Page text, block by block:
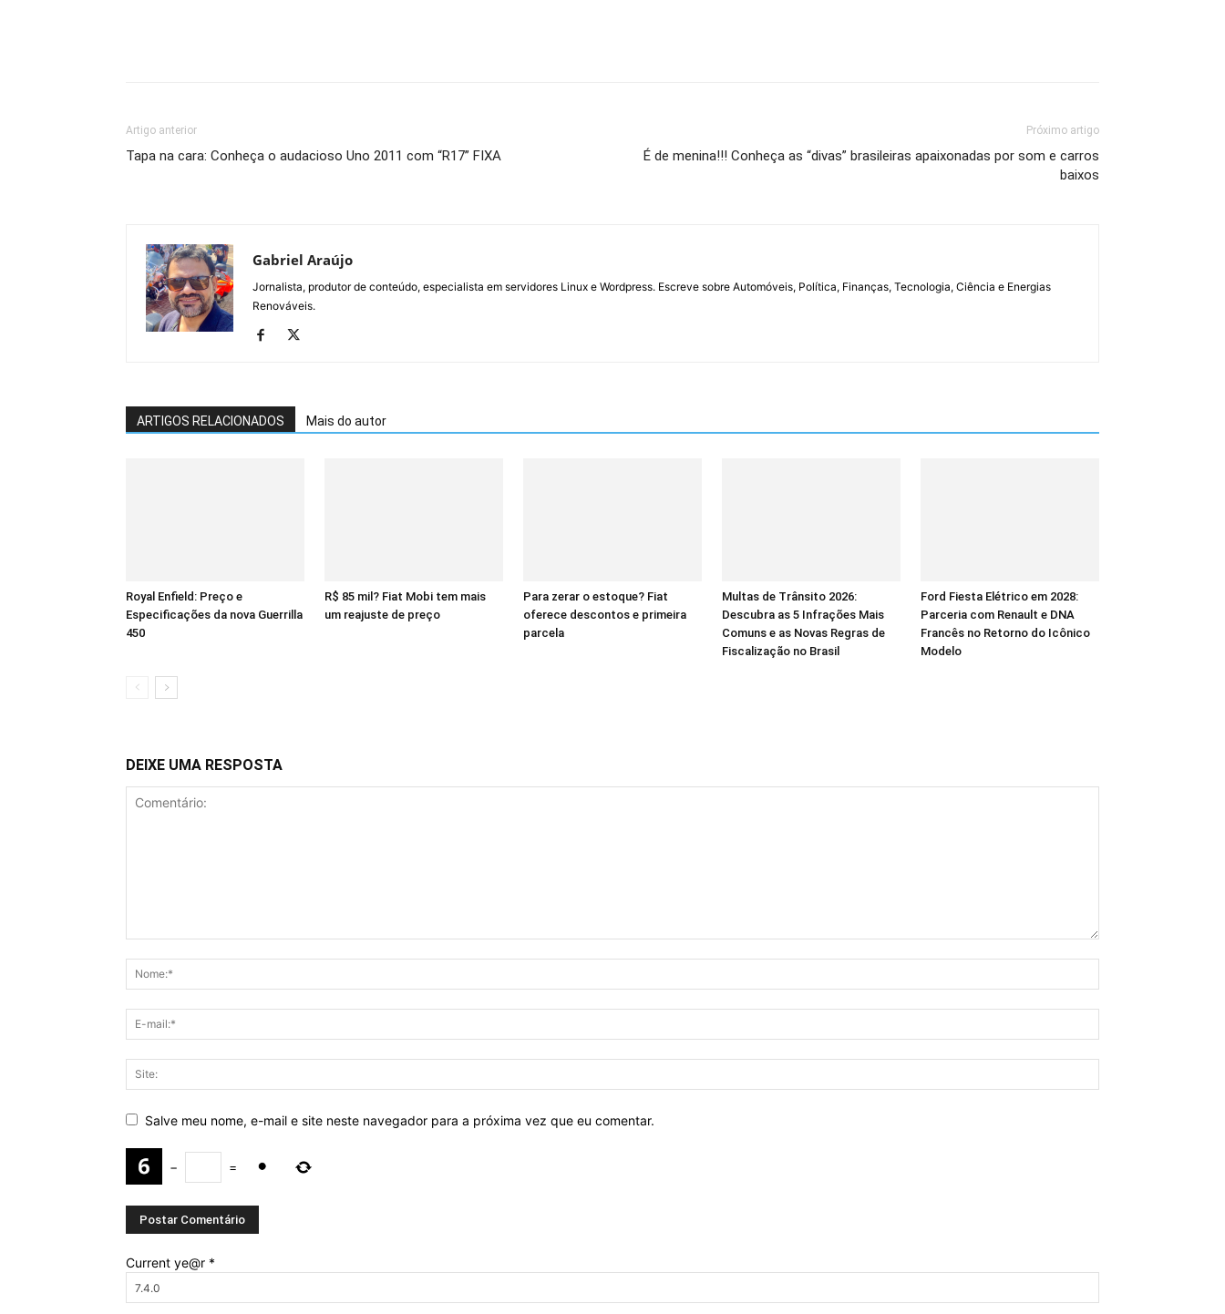
Artigo anterior
Tapa na cara: Conheça o audacioso Uno 2011 com “R17” FIXA
Próximo artigo
É de menina!!! Conheça as “divas” brasileiras apaixonadas por som e carros
baixos
Gabriel Araújo
Jornalista, produtor de conteúdo, especialista em servidores Linux e Wordpress. Escreve sobre Automóveis, Política, Finanças, Tecnologia, Ciência e Energias
Renováveis.
ARTIGOS RELACIONADOS Mais do autor
Royal Enfield: Preço e
Especificações da nova Guerrilla
450
R$ 85 mil? Fiat Mobi tem mais
um reajuste de preço
Para zerar o estoque? Fiat
oferece descontos e primeira
parcela
Multas de Trânsito 2026:
Descubra as 5 Infrações Mais
Comuns e as Novas Regras de
Fiscalização no Brasil
Ford Fiesta Elétrico em 2028:
Parceria com Renault e DNA
Francês no Retorno do Icônico
Modelo
DEIXE UMA RESPOSTA
Salve meu nome, e-mail e site neste navegador para a próxima vez que eu comentar.
− =
Current ye@r *